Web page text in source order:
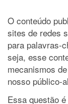
O conteúdo
sites de redes
para palavras-
seja, esse
mecanismos
nosso público-
Essa questão